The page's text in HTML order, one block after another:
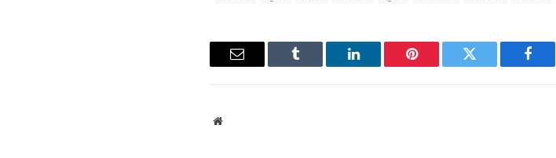
فيسبوك تويتر بينتيريستلينكدإن Tumblr
البريد
موقع